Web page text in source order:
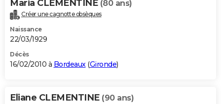
Maria CLEMENTINE (80 ans)
Créer une cagnotte obsèques
Naissance
22/03/1929
Décès
16/02/2010 à Bordeaux(Gironde)
Eliane CLEMENTINE (90 ans)